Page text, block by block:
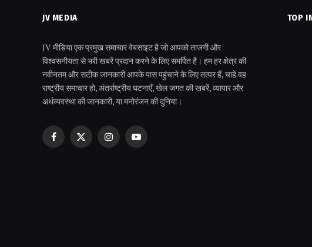
JV MEDIA
JV मीडिया एक प्रमुख समाचार वेबसाइट है जो आपको ताजगी और
विश्वसनीयता से भरी खबरें प्रदान करने के लिए समर्पित है। हम हर क्षेत्र की
नवीनतम और सटीक जानकारी आपके पास पहुंचाने के लिए तत्पर हैं, चाहे वह
राष्ट्रीय समाचार हो, अंतर्राष्ट्रीय घटनाएँ, खेल जगत की खबरें, व्यापार और
अर्थव्यवस्था की जानकारी, या मनोरंजन की दुनिया।
Facebook
X
InstagramYouTube
TOP